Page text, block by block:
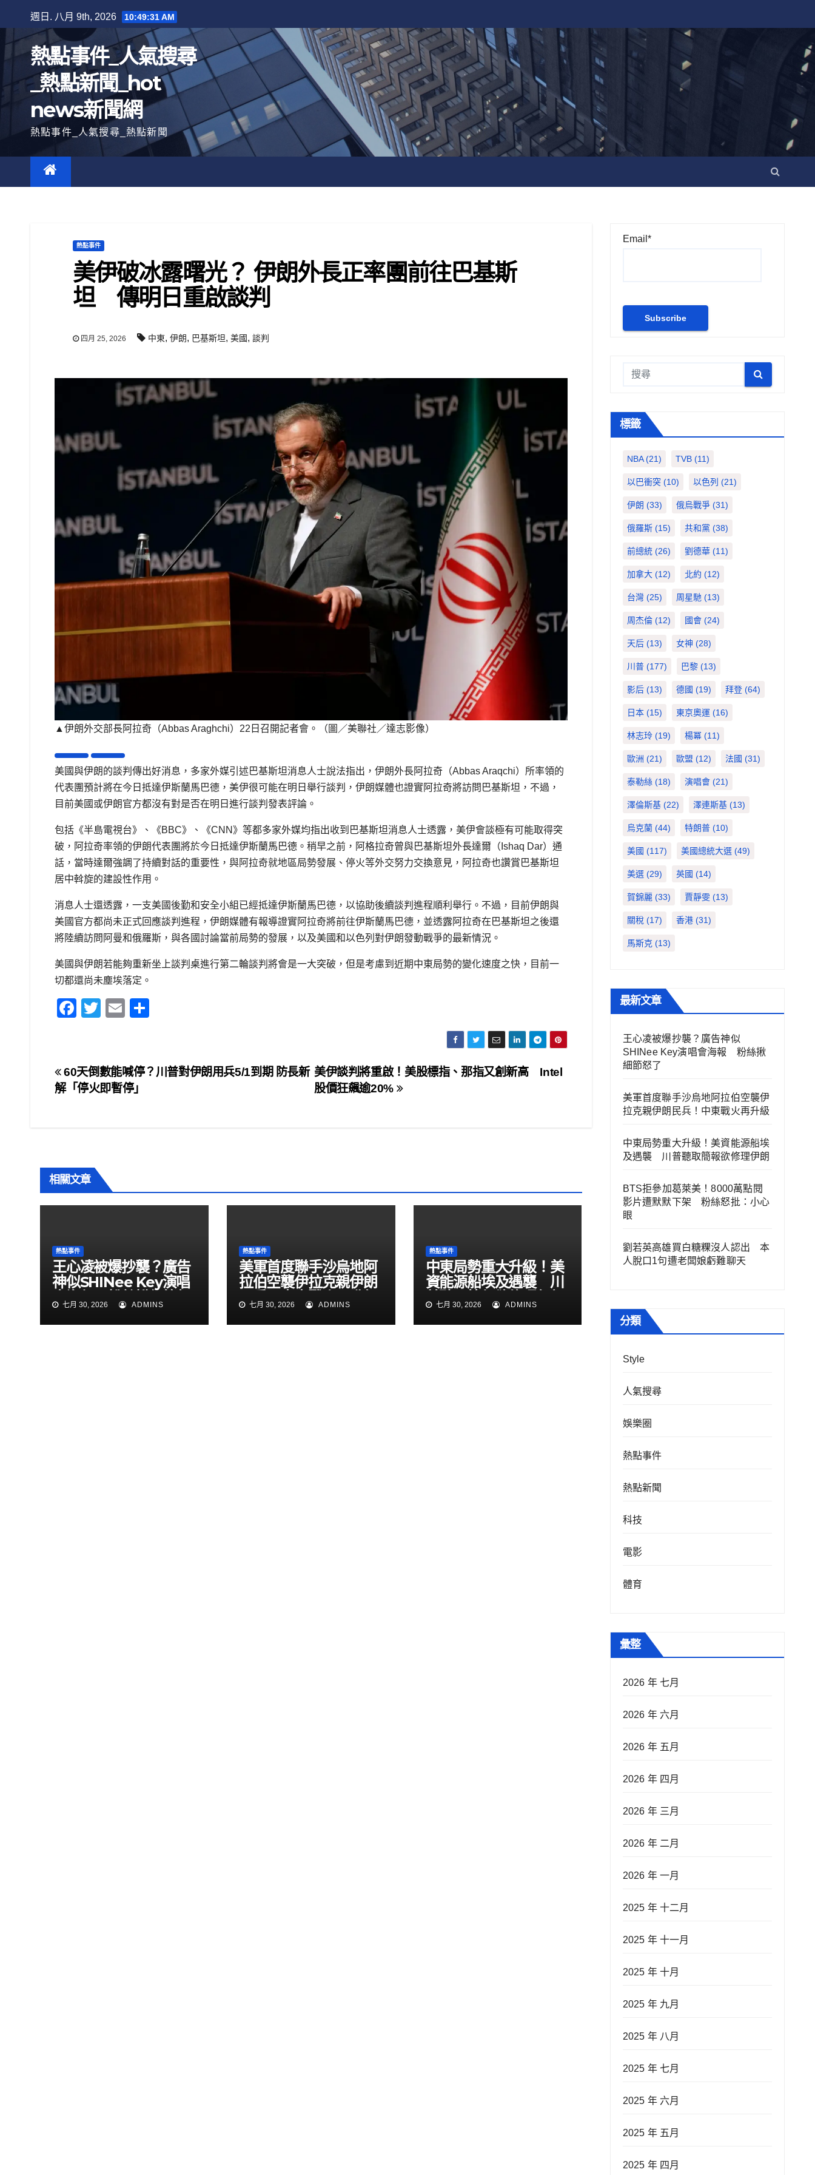
至
內
週日. 八月 9th, 2026 10:49:32 AM
熱點事件_人氣搜尋
_熱點新聞_hot
news新聞網
熱點事件_人氣搜尋_熱點新聞
熱點事件
美伊破冰露曙光？ 伊朗外長正率團前往巴基斯
坦 傳明日重啟談判
四月 25, 2026 中東, 伊朗, 巴基斯坦, 美國, 談判
▲伊朗外交部長阿拉奇（Abbas Araghchi）22日召開記者會。（圖／美聯社／達志影像）
美國與伊朗的談判傳出好消息，多家外媒引述巴基斯坦消息人士說法指出，伊朗外長阿拉奇（Abbas Araqchi）所率領的
代表團預計將在今日抵達伊斯蘭馬巴德，美伊很可能在明日舉行談判，伊朗媒體也證實阿拉奇將訪問巴基斯坦，不過，
目前美國或伊朗官方都沒有對是否在明日進行談判發表評論。
包括《半島電視台》、《BBC》、《CNN》等都多家外媒均指出收到巴基斯坦消息人士透露，美伊會談極有可能取得突
破，阿拉奇率領的伊朗代表團將於今日抵達伊斯蘭馬巴德。稍早之前，阿格拉奇曾與巴基斯坦外長達爾（Ishaq Dar）通
話，當時達爾強調了持續對話的重要性，與阿拉奇就地區局勢發展、停火等外交努力交換意見，阿拉奇也讚賞巴基斯坦
居中斡旋的建設性作用。
消息人士還透露，一支美國後勤和安全小組已經抵達伊斯蘭馬巴德，以協助後續談判進程順利舉行。不過，目前伊朗與
美國官方都尚未正式回應談判進程，伊朗媒體有報導證實阿拉奇將前往伊斯蘭馬巴德，並透露阿拉奇在巴基斯坦之後還
將陸續訪問阿曼和俄羅斯，與各國討論當前局勢的發展，以及美國和以色列對伊朗發動戰爭的最新情況。
美國與伊朗若能夠重新坐上談判桌進行第二輪談判將會是一大突破，但是考慮到近期中東局勢的變化速度之快，目前一
切都還尚未塵埃落定。
F
e
b
T
er
E
e
文
章
美伊談判將重啟！美股標指、那指又創新高 Intel
股價狂飆逾20%
60天倒數能喊停？川普對伊朗用兵5/1到期 防長新
解「停火即暫停」
相關文章
熱點事件
王心凌被爆抄襲？廣告
神似SHINee Key演唱
會海報 粉絲揪細節怒
了七月 30, 2026 ADMINS
熱點事件
美軍首度聯手沙烏地阿
拉伯空襲伊拉克親伊朗
民兵！中東戰火再升級
七月 30, 2026 ADMINS
熱點事件
中東局勢重大升級！美
資能源船埃及遇襲 川
普聽取簡報欲修理伊朗
七月 30, 2026 ADMINS
Email*
標籤
NBA(21) TVB(11)
以巴衝突(10) 以色列 (21)
伊朗 (33) 俄烏戰爭(31)
俄羅斯(15) 共和黨(38)
前總統(26) 劉德華(11)
加拿大(12) 北約 (12)
台灣(25) 周星馳 (13)
周杰倫(12) 國會(24)
天后(13) 女神 (28)
川普(177) 巴黎(13)
影后(13) 德國 (19) 拜登(64)
日本(15) 東京奧運 (16)
林志玲(19) 楊冪(11)
歐洲 (21) 歐盟 (12) 法國 (31)
泰勒絲 (18) 演唱會(21)
澤倫斯基(22) 澤連斯基(13)
烏克蘭(44) 特朗普(10)
美國 (117) 美國總統大選(49)
美選(29) 英國 (14)
賀錦麗 (33) 賈靜雯(13)
關稅(17) 香港(31)
馬斯克 (13)
最新文章
王心凌被爆抄襲？廣告神似
SHINee Key演唱會海報 粉絲揪
細節怒了
美軍首度聯手沙烏地阿拉伯空襲伊
拉克親伊朗民兵！中東戰火再升級
中東局勢重大升級！美資能源船埃
及遇襲 川普聽取簡報欲修理伊朗
BTS拒參加葛萊美！8000萬點閱
影片遭默默下架 粉絲怒批：小心
眼
劉若英高雄買白糖粿沒人認出 本
人脫口1句遭老闆娘虧難聊天
分類
Style
人氣搜尋
娛樂圈
熱點事件
熱點新聞
科技
電影
體育
彙整
2026 年 七月
2026 年 六月
2026 年 五月
2026 年 四月
2026 年 三月
2026 年 二月
2026 年 一月
2025 年 十二月
2025 年 十一月
2025 年 十月
2025 年 九月
2025 年 八月
2025 年 七月
2025 年 六月
2025 年 五月
2025 年 四月